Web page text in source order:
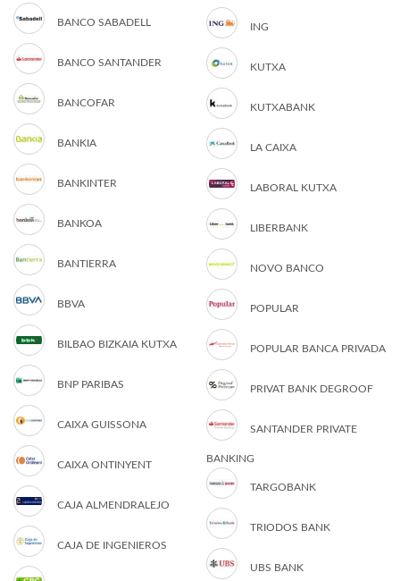
BANCO SABADELL
BANCO SANTANDER
BANCOFAR
BANKIA
BANKINTER
BANKOA
BANTIERRA
BBVA
BILBAO BIZKAIA KUTXA
BNP PARIBAS
CAIXA GUISSONA
CAIXA ONTINYENT
CAJA ALMENDRALEJO
CAJA DE INGENIEROS
ING
KUTXA
KUTXABANK
LA CAIXA
LABORAL KUTXA
LIBERBANK
NOVO BANCO
POPULAR
POPULAR BANCA PRIVADA
PRIVAT BANK DEGROOF
SANTANDER PRIVATE
BANKING
TARGOBANK
TRIODOS BANK
UBS BANK